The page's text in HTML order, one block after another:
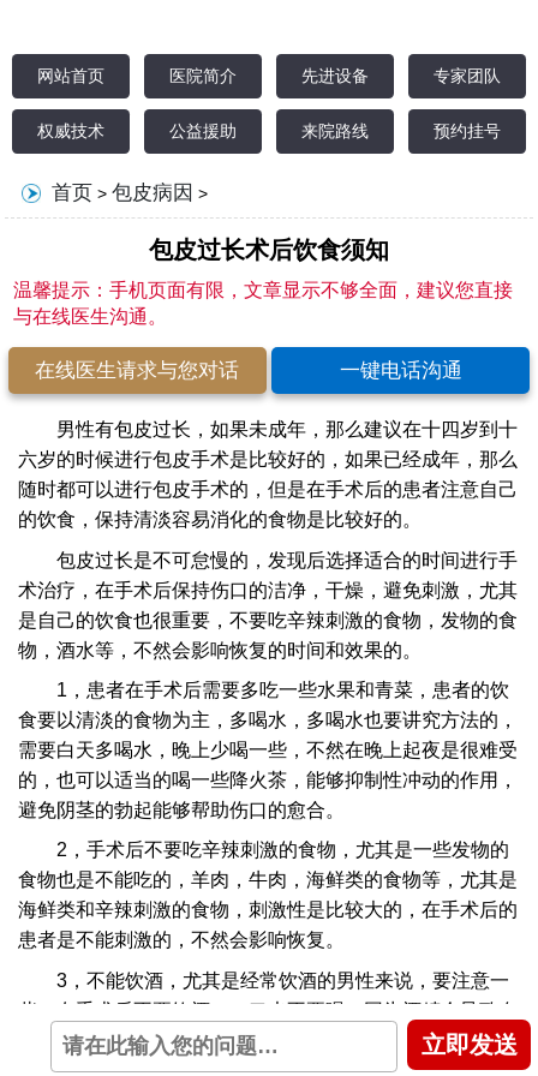
网站首页 医院简介 先进设备 专家团队
权威技术 公益援助 来院路线 预约挂号
首页 >包皮病因 >
包皮过长术后饮食须知
温馨提示：手机页面有限，文章显示不够全面，建议您直接
与在线医生沟通。
在线医生请求与您对话 一键电话沟通
男性有包皮过长，如果未成年，那么建议在十四岁到十
六岁的时候进行包皮手术是比较好的，如果已经成年，那么
随时都可以进行包皮手术的，但是在手术后的患者注意自己
的饮食，保持清淡容易消化的食物是比较好的。
包皮过长是不可怠慢的，发现后选择适合的时间进行手
术治疗，在手术后保持伤口的洁净，干燥，避免刺激，尤其
是自己的饮食也很重要，不要吃辛辣刺激的食物，发物的食
物，酒水等，不然会影响恢复的时间和效果的。
1，患者在手术后需要多吃一些水果和青菜，患者的饮
食要以清淡的食物为主，多喝水，多喝水也要讲究方法的，
需要白天多喝水，晚上少喝一些，不然在晚上起夜是很难受
的，也可以适当的喝一些降火茶，能够抑制性冲动的作用，
避免阴茎的勃起能够帮助伤口的愈合。
2，手术后不要吃辛辣刺激的食物，尤其是一些发物的
食物也是不能吃的，羊肉，牛肉，海鲜类的食物等，尤其是
海鲜类和辛辣刺激的食物，刺激性是比较大的，在手术后的
患者是不能刺激的，不然会影响恢复。
3，不能饮酒，尤其是经常饮酒的男性来说，要注意一
些，在手术后不要饮酒，一口也不要喝，因为酒精会导致血
管扩张的情况出现，尤其是在喝酒会很有可能会导致阴茎勃
起，出现伤口破裂感染的情况出现的。
立即发送